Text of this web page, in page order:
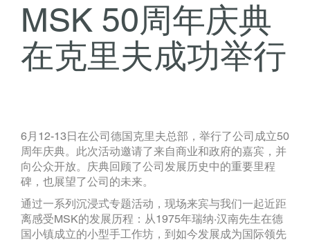
MSK 50周年庆典
在克里夫成功举行
6月12-13日在公司德国克里夫总部，举行了公司成立50
周年庆典。此次活动邀请了来自商业和政府的嘉宾，并
向公众开放。庆典回顾了公司发展历史中的重要里程
碑，也展望了公司的未来。
通过一系列沉浸式专题活动，现场来宾与我们一起近距
离感受MSK的发展历程：从1975年瑞纳·汉南先生在德
国小镇成立的小型手工作坊，到如今发展成为国际领先